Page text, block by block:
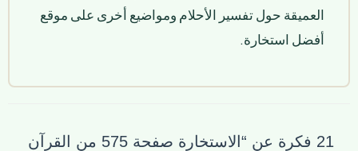
العميقة حول تفسير الأحلام ومواضيع أخرى على موقع
أفضل استخارة.
21 فكرة عن “الاستخارة صفحة 575 من القرآن